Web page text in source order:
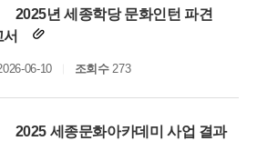
2025년 세종학당 문화인턴 파견
06-10 조회수273
2025 세종문화아카데미 사업 결과